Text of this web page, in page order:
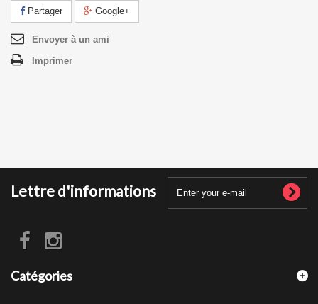
Partager Google+
Envoyer à un ami
Imprimer
Lettre d'informations
Catégories